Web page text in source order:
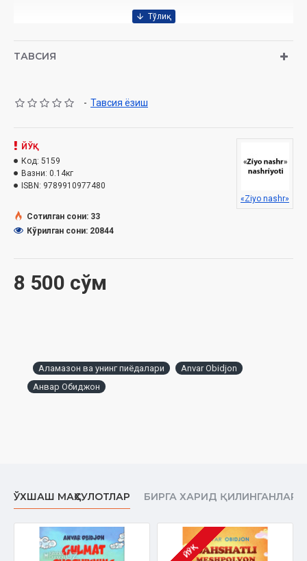
Nashriyot:
O'lcham:84x108 1/32‎
ТАВСИЯ
- Тавсия ёзиш
8 500 сўм
ЙЎҚ
Код: 5159
Вазни: 0.14кг
ISBN: 9789910977480
«Ziyo nashr»
Сотилган сони: 33
Кўрилган сони: 20844
Аламазон ва унинг пиёдалари
Anvar Obidjon
Анвар Обиджон
ЎХШАШ МАҲСУЛОТЛАР БИРГА ХАРИД ҚИЛИНГАНЛАР
ЙЎҚ